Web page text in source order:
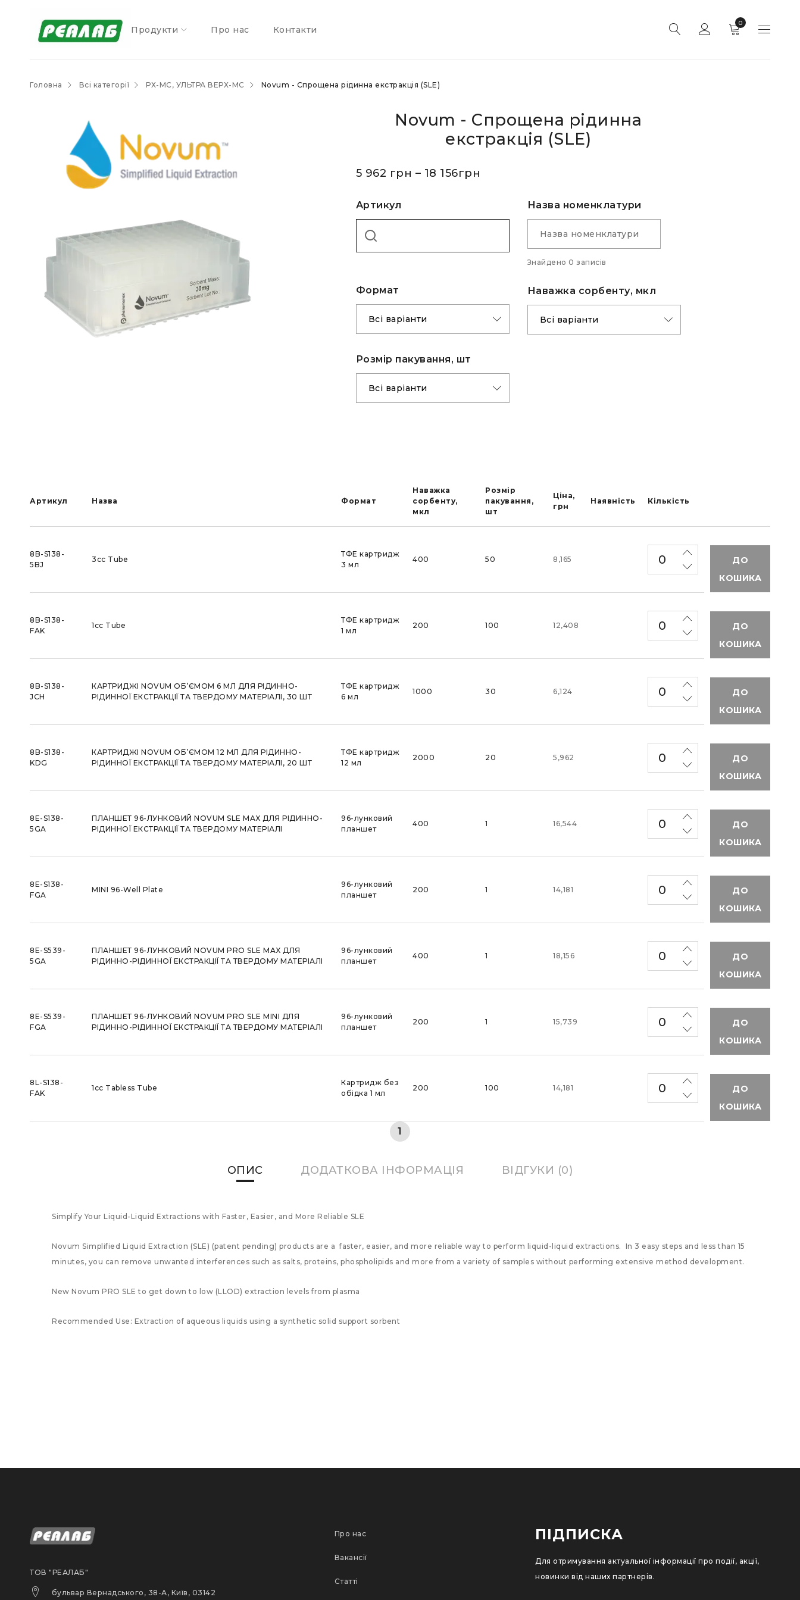
Продукти Про нас Контакти
0
Головна Всі категорії РХ-МС, УЛЬТРА ВЕРХ-МС Novum - Спрощена рідинна екстракція (SLE)
Novum - Спрощена рідинна
екстракція (SLE)
5 962 грн – 18 156грн
Артикул
Формат
Розмір пакування, шт
Назва номенклатури
Знайдено 0 записів
Наважка сорбенту, мкл
Артикул Назва Формат
Наважка
сорбенту,
мкл
Розмір
пакування,
шт
Ціна,
грн
Наявність Кількість
8B-S138-
5BJ
3cc Tube
ТФЕ картридж
3 мл
400 50 8,165
ДО
КОШИКА
8B-S138-
FAK
1cc Tube
ТФЕ картридж
1 мл
200 100 12,408
ДО
КОШИКА
8B-S138-
JCH
КАРТРИДЖІ NOVUM ОБ’ЄМОМ 6 МЛ ДЛЯ РІДИННО-
РІДИННОЇ ЕКСТРАКЦІЇ ТА ТВЕРДОМУ МАТЕРІАЛІ, 30 ШТ
ТФЕ картридж
6 мл
1000 30 6,124
ДО
КОШИКА
8B-S138-
KDG
КАРТРИДЖІ NOVUM ОБ’ЄМОМ 12 МЛ ДЛЯ РІДИННО-
РІДИННОЇ ЕКСТРАКЦІЇ ТА ТВЕРДОМУ МАТЕРІАЛІ, 20 ШТ
ТФЕ картридж
12 мл
2000 20 5,962
ДО
КОШИКА
8E-S138-
5GA
ПЛАНШЕТ 96-ЛУНКОВИЙ NOVUM SLE MAX ДЛЯ РІДИННО-
РІДИННОЇ ЕКСТРАКЦІЇ ТА ТВЕРДОМУ МАТЕРІАЛІ
96-лунковий
планшет
400 1 16,544
ДО
КОШИКА
8E-S138-
FGA
MINI 96-Well Plate
96-лунковий
планшет
200 1 14,181
ДО
КОШИКА
8E-S539-
5GA
ПЛАНШЕТ 96-ЛУНКОВИЙ NOVUM PRO SLE MAX ДЛЯ
РІДИННО-РІДИННОЇ ЕКСТРАКЦІЇ ТА ТВЕРДОМУ МАТЕРІАЛІ
96-лунковий
планшет
400 1 18,156
ДО
КОШИКА
8E-S539-
FGA
ПЛАНШЕТ 96-ЛУНКОВИЙ NOVUM PRO SLE MINI ДЛЯ
РІДИННО-РІДИННОЇ ЕКСТРАКЦІЇ ТА ТВЕРДОМУ МАТЕРІАЛІ
96-лунковий
планшет
200 1 15,739
ДО
КОШИКА
8L-S138-
FAK
1cc Tabless Tube
Картридж без
обідка 1 мл
200 100 14,181
ДО
КОШИКА
1
ОПИС ДОДАТКОВА ІНФОРМАЦІЯ ВІДГУКИ (0)
Simplify Your Liquid-Liquid Extractions with Faster, Easier, and More Reliable SLE
Novum Simplified Liquid Extraction (SLE) (patent pending) products are a faster, easier, and more reliable way to perform liquid-liquid extractions. In 3 easy steps and less than 15
minutes, you can remove unwanted interferences such as salts, proteins, phospholipids and more from a variety of samples without performing extensive method development.
New Novum PRO SLE to get down to low (LLOD) extraction levels from plasma
Recommended Use: Extraction of aqueous liquids using a synthetic solid support sorbent
ТОВ "РЕАЛАБ"
бульвар Вернадського, 38-А, Київ, 03142
Про нас
Вакансії
Статті
ПІДПИСКА
Для отримування актуальної інформації про події, акції,
новинки від наших партнерів.